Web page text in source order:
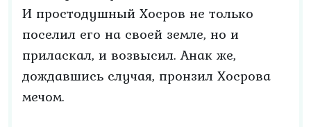
И простодушный Хосров не только
поселил его на своей земле, но и
приласкал, и возвысил. Анак же,
дождавшись случая, пронзил Хосрова
мечом.